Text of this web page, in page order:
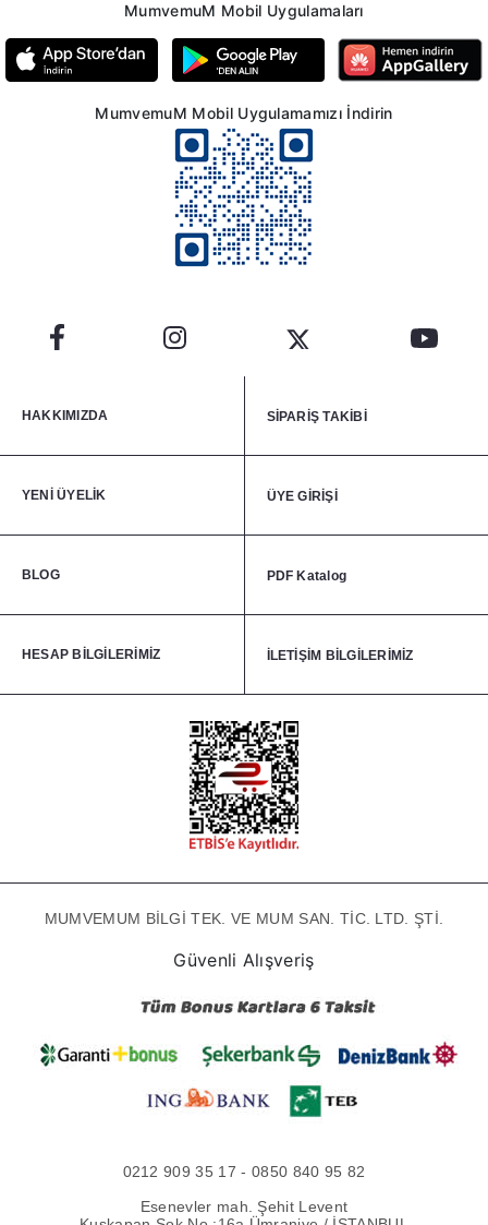
MumvemuM Mobil Uygulamaları
MumvemuM Mobil Uygulamamızı İndirin
HAKKIMIZDA SİPARİŞ TAKİBİ
YENİ ÜYELİK ÜYE GİRİŞİ
BLOG PDF Katalog
HESAP BİLGİLERİMİZ İLETİŞİM BİLGİLERİMİZ
MUMVEMUM BİLGİ TEK. VE MUM SAN. TİC. LTD. ŞTİ.
Güvenli Alışveriş
0212 909 35 17 - 0850 840 95 82
Esenevler mah. Şehit Levent